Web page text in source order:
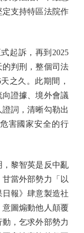
支持特區法院作
起訴，再到2025
的判刑，整個司法
之久。此期間，
證據、境外會議
詞，清晰勾勒出
害國家安全的行
黎智英是反中亂
當外部勢力「以
報》肆意製造社
圖煽動他人顛覆
，乞求外部勢力